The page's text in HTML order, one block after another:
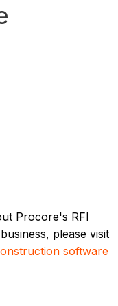
Procore's RFI
please visit
software